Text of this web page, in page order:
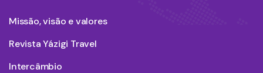
Missão, visão e valores
Revista Yázigi Travel
Intercâmbio